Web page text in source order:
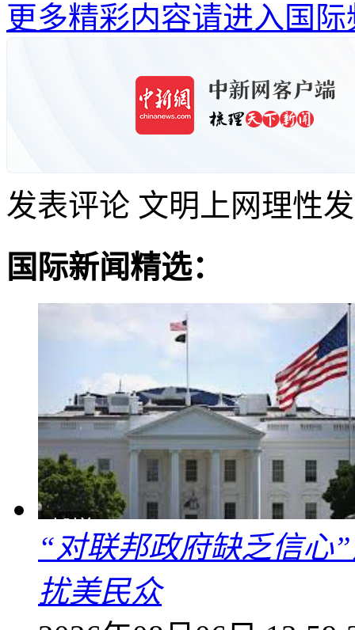
更多精彩内容请进入国际
发表评论 文明上网理性
国际新闻精选：
“对联邦政府缺乏信心
扰美民众